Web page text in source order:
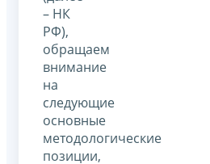
– НК
РФ),
обращаем
внимание
на
следующие
основные
методологические
позиции,